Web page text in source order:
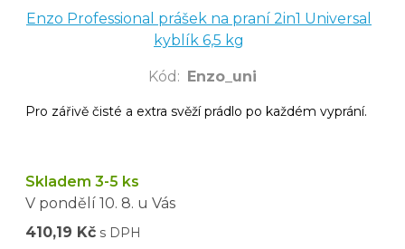
Enzo Professional prášek na praní 2in1 Universal
kyblík 6,5 kg
Kód : Enzo_uni
Pro zářivě čisté a extra svěží prádlo po každém vyprání.
Skladem 3-5 ks
V pondělí 10. 8. u Vás
410,19 Kč s DPH